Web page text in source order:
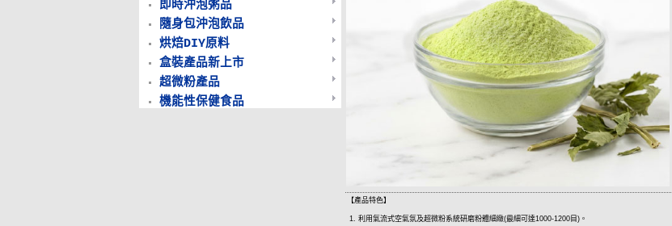
即時沖泡粥品
隨身包沖泡飲品
烘焙DIY原料
盒裝產品新上市
超微粉產品
機能性保健食品
【產品特色】
1. 利用氣流式空氣氛及超微粉系統研磨粉體細緻(最細可達1000-1200目)。